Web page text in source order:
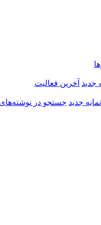
جدید آخرین فعالیت
جدید جستجو در نوشته‌های